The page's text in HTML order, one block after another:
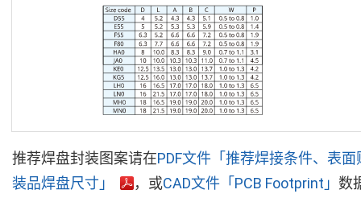
推荐焊盘封装图案请在PDF文件「推荐焊接条件、表面
装品焊盘尺寸」
，或CAD文件「PCB Footprint」 数